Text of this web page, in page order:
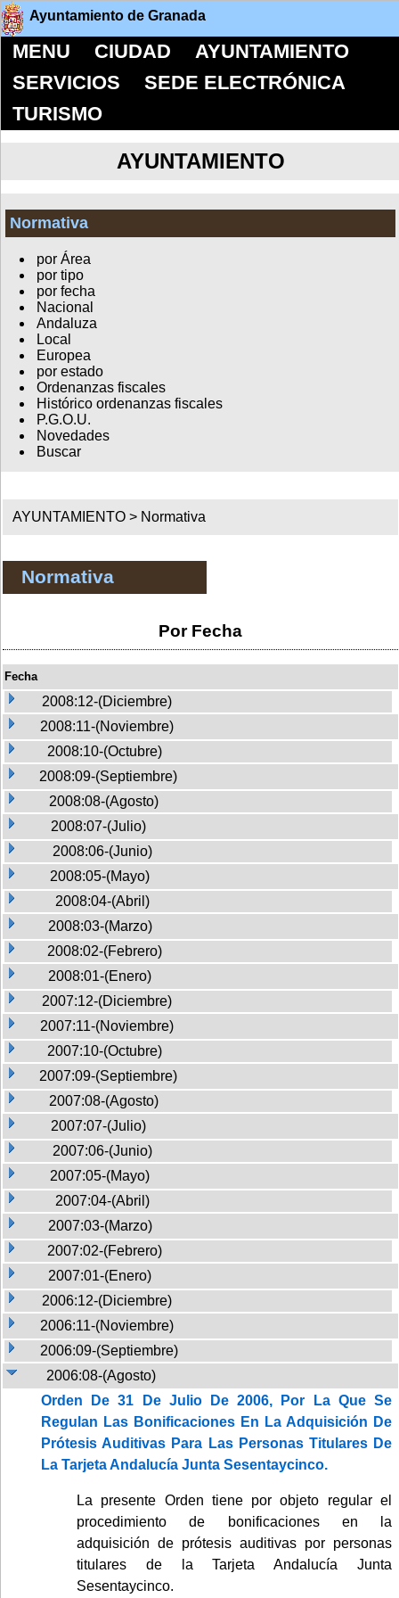
Ayuntamiento de Granada
MENU CIUDAD
AYUNTAMIENTO
SERVICIOS
SEDE ELECTRÓNICA
TURISMO
AYUNTAMIENTO
Normativa
por Área
por tipo
por fecha
Nacional
Andaluza
Local
Europea
por estado
Ordenanzas fiscales
Histórico ordenanzas fiscales
P.G.O.U.
Novedades
Buscar
AYUNTAMIENTO > Normativa
Normativa
Por Fecha
Fecha
2008:12-(Diciembre)
2008:11-(Noviembre)
2008:10-(Octubre)
2008:09-(Septiembre)
2008:08-(Agosto)
2008:07-(Julio)
2008:06-(Junio)
2008:05-(Mayo)
2008:04-(Abril)
2008:03-(Marzo)
2008:02-(Febrero)
2008:01-(Enero)
2007:12-(Diciembre)
2007:11-(Noviembre)
2007:10-(Octubre)
2007:09-(Septiembre)
2007:08-(Agosto)
2007:07-(Julio)
2007:06-(Junio)
2007:05-(Mayo)
2007:04-(Abril)
2007:03-(Marzo)
2007:02-(Febrero)
2007:01-(Enero)
2006:12-(Diciembre)
2006:11-(Noviembre)
2006:09-(Septiembre)
2006:08-(Agosto)
Orden De 31 De Julio De 2006, Por La Que Se
Regulan Las Bonificaciones En La Adquisición De
Prótesis Auditivas Para Las Personas Titulares De
La Tarjeta Andalucía Junta Sesentaycinco.
La presente Orden tiene por objeto regular el
procedimiento de bonificaciones en la
adquisición de prótesis auditivas por personas
titulares de la Tarjeta Andalucía Junta
Sesentaycinco.